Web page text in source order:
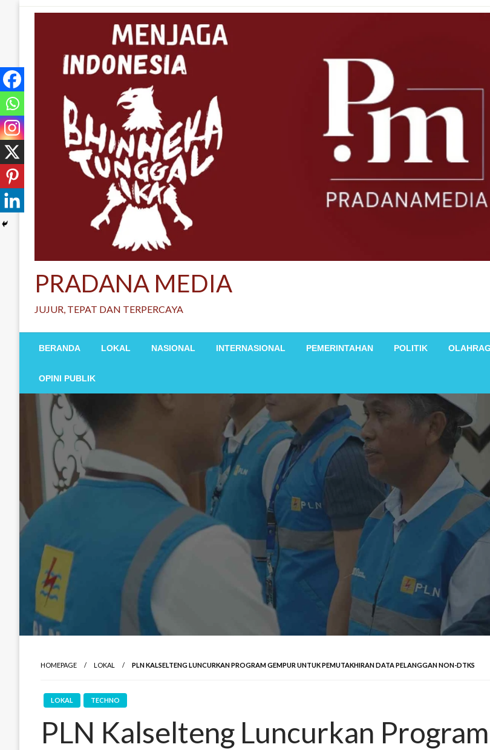
PRADANA MEDIA
JUJUR, TEPAT DAN TERPERCAYA
BERANDA LOKAL NASIONAL INTERNASIONAL PEMERINTAHAN POLITIK
OPINI PUBLIK
HOMEPAGE LOKAL PLN KALSELTENG LUNCURKAN PROGRAM GEMPUR UNTUK PEMUTAKHIRAN DATA PELANGGAN NON-DTKS
LOKAL TECHNO
PLN Kalselteng Luncurkan Program